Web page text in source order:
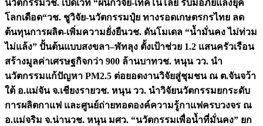
นวัตกรรมวช. เปิดเวที “ผนึกวิจัย-เทคโนโลยี รับมือภัยแล้งยุค
โลกเดือด“วช. ชูวิจัย-นวัตกรรมปุ๋ย ทางรอดเกษตรกรไทย ลด
ต้นทุนการผลิต-เพิ่มความยั่งยืนวช. ดันโมเดล “น้ำมั่นคง ไม่ท่วม
ไม่แล้ง” ปั้นต้นแบบสงขลา–พัทลุง ตั้งเป้าช่วย 1.2 แสนครัวเรือน
สร้างมูลค่าเศรษฐกิจกว่า 900 ล้านบาทวช. หนุน วว. นำ
นวัตกรรมแก้ปัญหา PM2.5 ต่อยอดงานวิจัยสู่ชุมชน ณ ต.จันจว้า
ใต้ อ.แม่จัน จ.เชียงรายวช. หนุน วว. นำวิจัยนวัตกรรมยกระดับ
การผลิตกาแฟ และศูนย์ถ่ายทอดองค์ความรู้กาแฟครบวงจร ณ
อ.แม่จริม จ.น่านวช. หนุน มศว. “นวัตกรรมเพื่อน้ำที่มั่นคง” ยก